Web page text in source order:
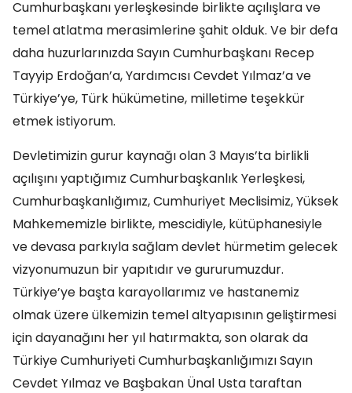
Cumhurbaşkanı yerleşkesinde birlikte açılışlara ve
temel atlatma merasimlerine şahit olduk. Ve bir defa
daha huzurlarınızda Sayın Cumhurbaşkanı Recep
Tayyip Erdoğan’a, Yardımcısı Cevdet Yılmaz’a ve
Türkiye’ye, Türk hükümetine, milletime teşekkür
etmek istiyorum.
Devletimizin gurur kaynağı olan 3 Mayıs’ta birlikli
açılışını yaptığımız Cumhurbaşkanlık Yerleşkesi,
Cumhurbaşkanlığımız, Cumhuriyet Meclisimiz, Yüksek
Mahkememizle birlikte, mescidiyle, kütüphanesiyle
ve devasa parkıyla sağlam devlet hürmetim gelecek
vizyonumuzun bir yapıtıdır ve gururumuzdur.
Türkiye’ye başta karayollarımız ve hastanemiz
olmak üzere ülkemizin temel altyapısının geliştirmesi
için dayanağını her yıl hatırmakta, son olarak da
Türkiye Cumhuriyeti Cumhurbaşkanlığımızı Sayın
Cevdet Yılmaz ve Başbakan Ünal Usta taraftan